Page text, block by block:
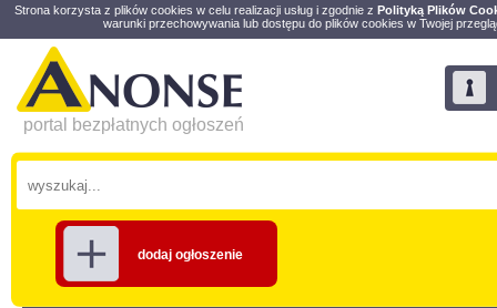
Strona korzysta z plików cookies w celu realizacji usług i zgodnie z Polityką Plików
warunki przechowywania lub dostępu do plików cookies w Twojej
portal bezpłatnych ogłoszeń
dodaj ogłoszenie